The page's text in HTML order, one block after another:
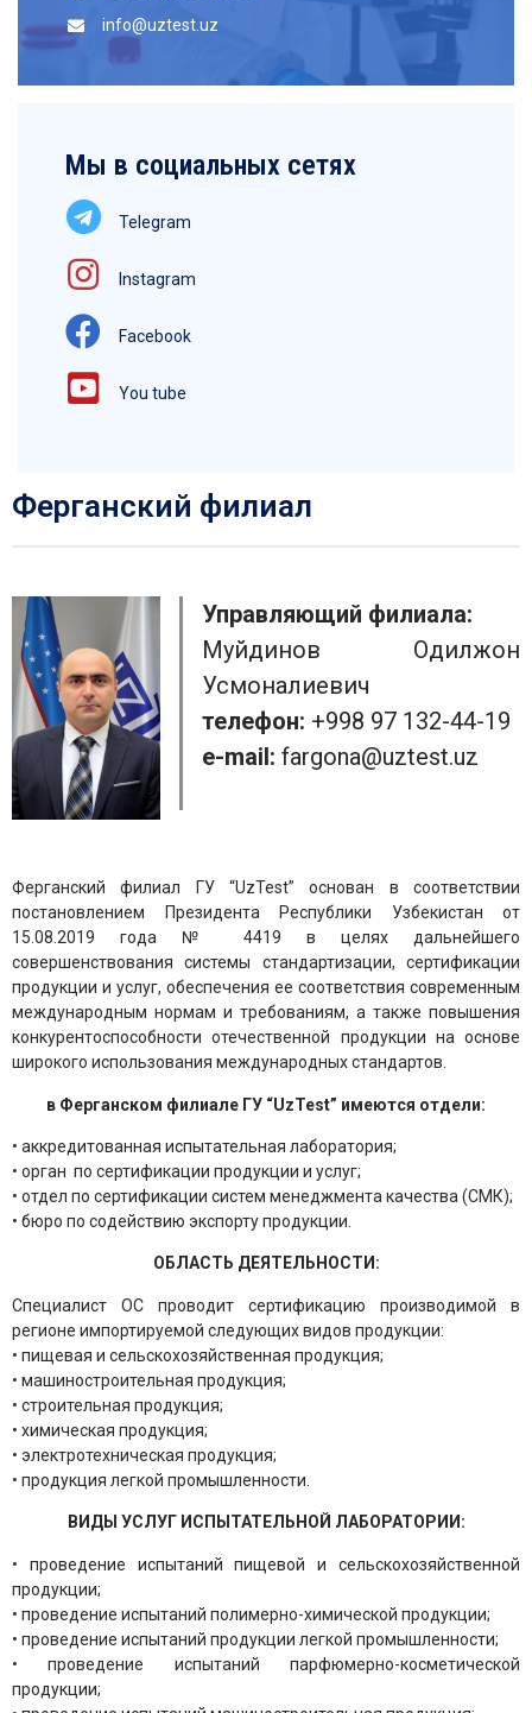
info@uztest.uz
Мы в социальных сетях
Telegram
Instagram
Facebook
You tube
Ферганский филиал
Управляющий филиала:
Муйдинов Одилжон
Усмоналиевич
телефон: +998 97 132-44-19
e-mail: fargona@uztest.uz
Ферганский филиал ГУ “UzTest” основан в соответствии
постановлением Президента Республики Узбекистан от
15.08.2019 года № 4419 в целях дальнейшего
совершенствования системы стандартизации, сертификации
продукции и услуг, обеспечения ее соответствия современным
международным нормам и требованиям, а также повышения
конкурентоспособности отечественной продукции на основе
широкого использования международных стандартов.
в Ферганском филиале ГУ “UzTest” имеются отдели:
• аккредитованная испытательная лаборатория;
• орган по сертификации продукции и услуг;
• отдел по сертификации систем менеджмента качества (СМК);
• бюро по содействию экспорту продукции.
ОБЛАСТЬ ДЕЯТЕЛЬНОСТИ:
Специалист ОС проводит сертификацию производимой в
регионе импортируемой следующих видов продукции:
• пищевая и сельскохозяйственная продукция;
• машиностроительная продукция;
• строительная продукция;
• химическая продукция;
• электротехническая продукция;
• продукция легкой промышленности.
ВИДЫ УСЛУГ ИСПЫТАТЕЛЬНОЙ ЛАБОРАТОРИИ:
• проведение испытаний пищевой и сельскохозяйственной
продукции;
• проведение испытаний полимерно-химической продукции;
• проведение испытаний продукции легкой промышленности;
• проведение испытаний парфюмерно-косметической
продукции;